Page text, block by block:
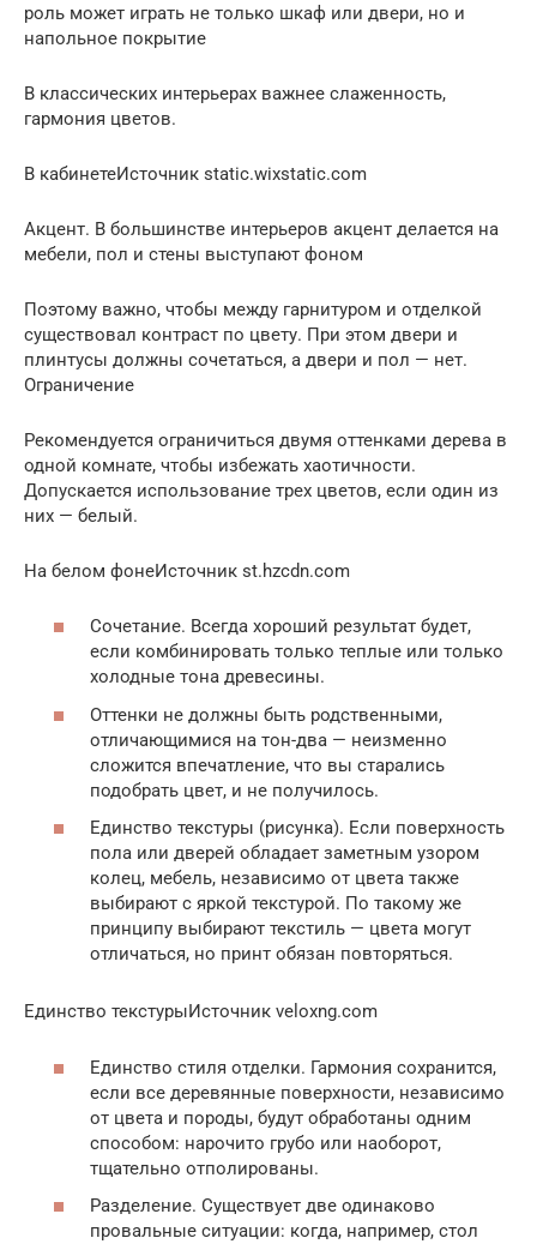
роль может играть не только шкаф или двери, но и
напольное покрытие
В классических интерьерах важнее слаженность,
гармония цветов.
В кабинетеИсточник static.wixstatic.com
Акцент. В большинстве интерьеров акцент делается на
мебели, пол и стены выступают фоном
Поэтому важно, чтобы между гарнитуром и отделкой
существовал контраст по цвету. При этом двери и
плинтусы должны сочетаться, а двери и пол — нет.
Ограничение
Рекомендуется ограничиться двумя оттенками дерева в
одной комнате, чтобы избежать хаотичности.
Допускается использование трех цветов, если один из
них — белый.
На белом фонеИсточник st.hzcdn.com
Сочетание. Всегда хороший результат будет,
если комбинировать только теплые или только
холодные тона древесины.
Оттенки не должны быть родственными,
отличающимися на тон-два — неизменно
сложится впечатление, что вы старались
подобрать цвет, и не получилось.
Единство текстуры (рисунка). Если поверхность
пола или дверей обладает заметным узором
колец, мебель, независимо от цвета также
выбирают с яркой текстурой. По такому же
принципу выбирают текстиль — цвета могут
отличаться, но принт обязан повторяться.
Единство текстурыИсточник veloxng.com
Единство стиля отделки. Гармония сохранится,
если все деревянные поверхности, независимо
от цвета и породы, будут обработаны одним
способом: нарочито грубо или наоборот,
тщательно отполированы.
Разделение. Существует две одинаково
провальные ситуации: когда, например, стол